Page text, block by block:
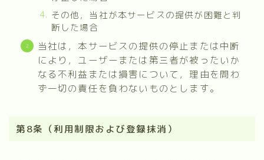
その他，当社が本サービスの提供が困難と判
断した場合
当社は，本サービスの提供の停止または中断
により，ユーザーまたは第三者が被ったいか
なる不利益または損害について，理由を問わ
ず一切の責任を負わないものとします。
第8条（利用制限および登録抹消）